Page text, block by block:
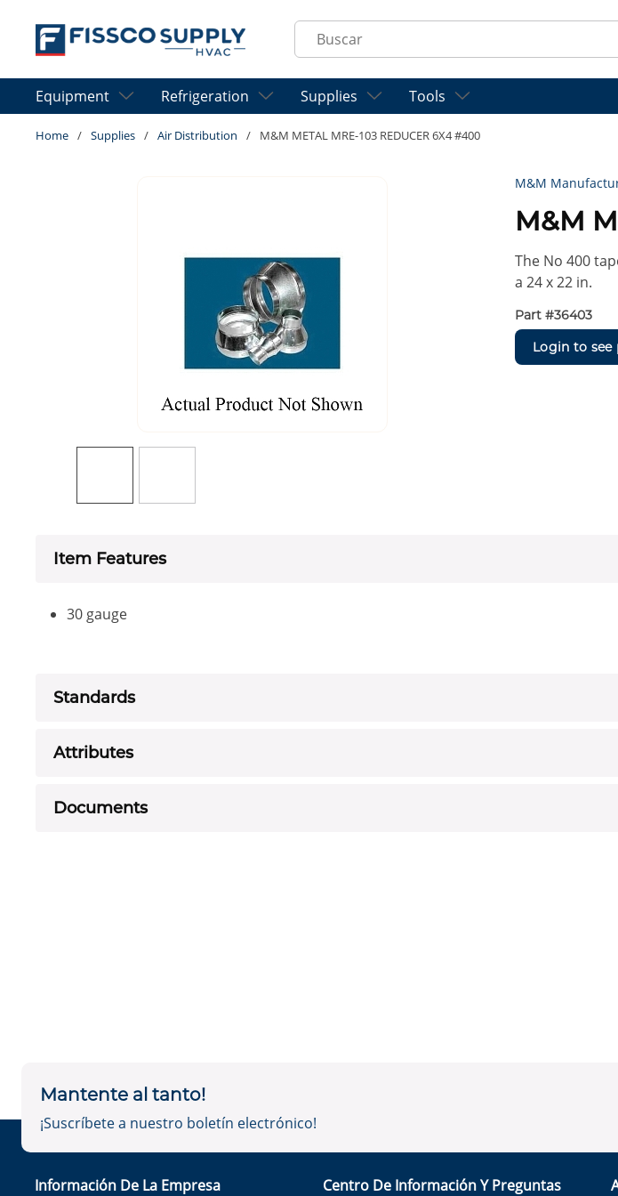
Skip to main content
Site Search
Equipment Refrigeration Supplies Tools
Home / Supplies / Air Distribution / M&M METAL MRE-103 REDUCER 6X4 #400
M&M
M&M
The No 400
a 24 x 22 in.
Part #36403
Login to see
Item Features
30 gauge
Standards
Attributes
Documents
Mantente al tanto!
¡Suscríbete a nuestro boletín electrónico!
Información De La Empresa Centro De Información Y Preguntas